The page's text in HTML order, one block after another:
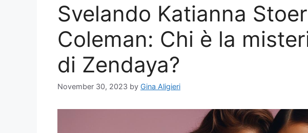
Svelando Katianna
Coleman: Chi è la
di Zendaya?
November 30, 2023 by Gina Aligieri